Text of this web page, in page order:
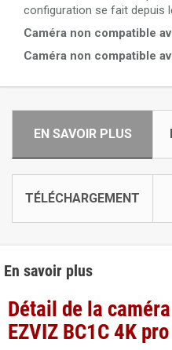
configuration se fait depuis
Caméra non compatible
Caméra non compatible
EN SAVOIR PLUS
TÉLÉCHARGEMENT
En savoir plus
Détail de la
EZVIZ BC1C 4K pro